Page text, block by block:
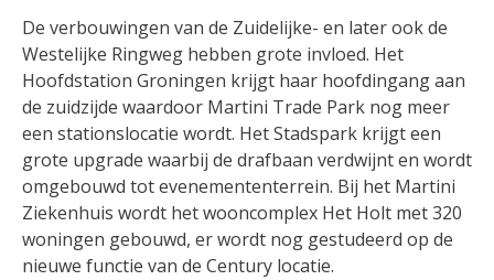
De verbouwingen van de Zuidelijke- en later ook de
Westelijke Ringweg hebben grote invloed. Het
Hoofdstation Groningen krijgt haar hoofdingang aan
de zuidzijde waardoor Martini Trade Park nog meer
een stationslocatie wordt. Het Stadspark krijgt een
grote upgrade waarbij de drafbaan verdwijnt en wordt
omgebouwd tot evenemententerrein. Bij het Martini
Ziekenhuis wordt het wooncomplex Het Holt met 320
woningen gebouwd, er wordt nog gestudeerd op de
nieuwe functie van de Century locatie.